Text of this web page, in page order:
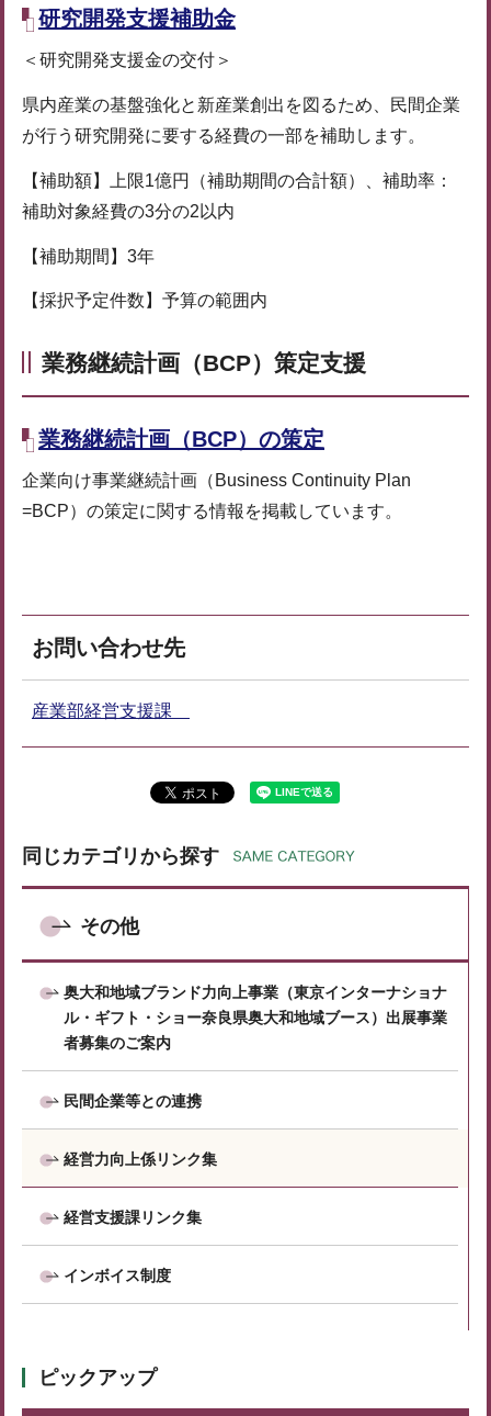
研究開発支援補助金
＜研究開発支援金の交付＞
県内産業の基盤強化と新産業創出を図るため、民間企業
が行う研究開発に要する経費の一部を補助します。
【補助額】上限1億円（補助期間の合計額）、補助率：
補助対象経費の3分の2以内
【補助期間】3年
【採択予定件数】予算の範囲内
業務継続計画（BCP）策定支援
業務継続計画（BCP）の策定
企業向け事業継続計画（Business Continuity Plan
=BCP）の策定に関する情報を掲載しています。
お問い合わせ先
産業部経営支援課
同じカテゴリから探す
その他
奥大和地域ブランド力向上事業（東京インターナショナ
ル・ギフト・ショー奈良県奥大和地域ブース）出展事業
者募集のご案内
民間企業等との連携
経営力向上係リンク集
経営支援課リンク集
インボイス制度
ピックアップ